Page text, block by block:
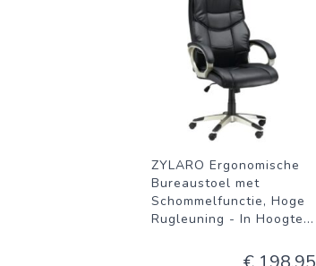
ZYLARO Ergonomische
Bureaustoel met
Schommelfunctie, Hoge
Rugleuning - In Hoogte...